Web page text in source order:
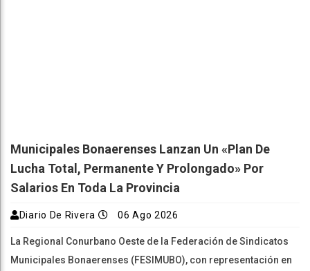
Municipales Bonaerenses Lanzan Un «plan De
Lucha Total, Permanente Y Prolongado» Por
Salarios En Toda La Provincia
Diario De Rivera 06 Ago 2026
La Regional Conurbano Oeste de la Federación de Sindicatos
Municipales Bonaerenses (FESIMUBO), con representación en